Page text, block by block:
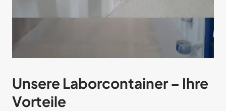
Unsere Laborcontainer – Ihre
Vorteile